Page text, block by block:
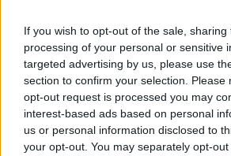
If you wish to opt-out of the sale,
processing of your personal or sensitive
targeted advertising by us, please use
section to confirm your selection. Please
opt-out request is processed you may
interest-based ads based on personal
us or personal information disclosed to
your opt-out. You may separately opt-